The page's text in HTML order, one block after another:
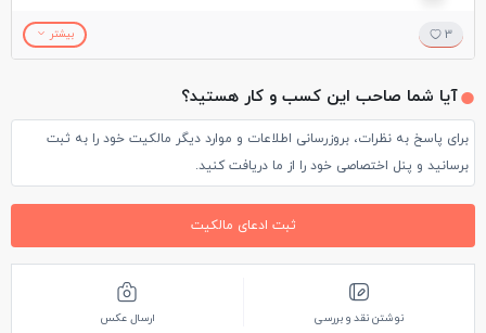
مورد مراجعه من، تهیه این بلیط از رومن‌فروم راحت‌تر بوده‌است.
3 بیشتر
آیا شما صاحب این کسب و کار هستید؟
برای پاسخ به نظرات، بروزرسانی اطلاعات و موارد دیگر مالکیت خود را به ثبت
برسانید و پنل اختصاصی خود را از ما دریافت کنید.
ثبت ادعای مالکیت
نوشتن نقد و بررسی ارسال عکس